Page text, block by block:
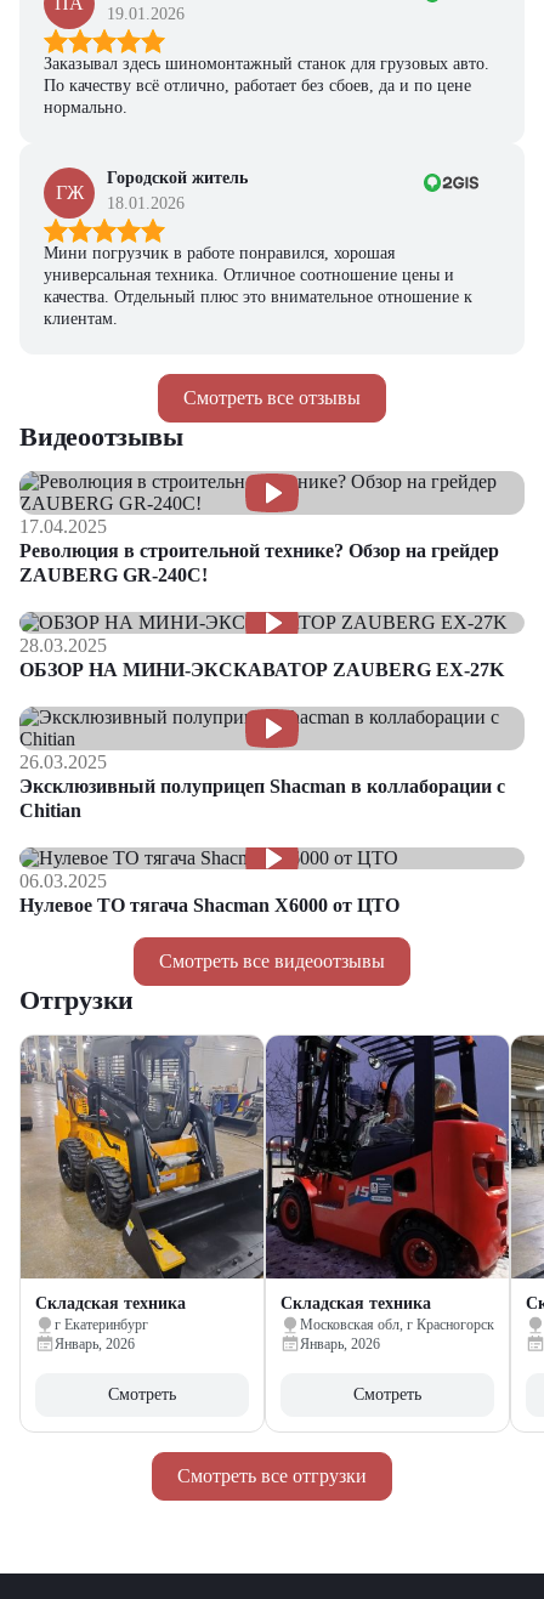
Смотреть все отзывы
19.01.2026
Заказывал здесь шиномонтажный станок для грузовых авто.
По качеству всё отлично, работает без сбоев, да и по цене
нормально.
ГЖ
Городской житель
18.01.2026
Мини погрузчик в работе понравился, хорошая
универсальная техника. Отличное соотношение цены и
качества. Отдельный плюс это внимательное отношение к
клиентам.
Смотреть все видеоотзывы
Видеоотзывы
17.04.2025
Революция в строительной технике? Обзор на грейдер
ZAUBERG GR-240C!
28.03.2025
ОБЗОР НА МИНИ-ЭКСКАВАТОР ZAUBERG EX-27K
26.03.2025
Эксклюзивный полуприцеп Shacman в коллаборации с
Chitian
06.03.2025
Нулевое ТО тягача Shacman Х6000 от ЦТО
Смотреть все отгрузки
Отгрузки
Складская техника
г Екатеринбург
Январь, 2026
Смотреть
Складская техника
Московская обл, г Красногорск
Январь, 2026
Смотреть